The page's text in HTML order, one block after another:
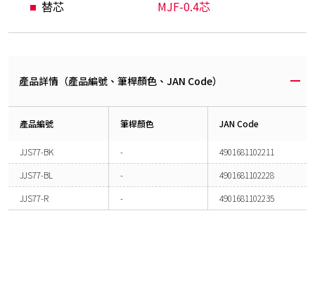
替芯 MJF-0.4芯
產品詳情（產品編號、筆桿顏色、JAN Code）
產品編號 筆桿顏色 JAN Code
JJS77-BK -
4901681102211
JJS77-BL
-
4901681102228
JJS77-R
- 4901681102235